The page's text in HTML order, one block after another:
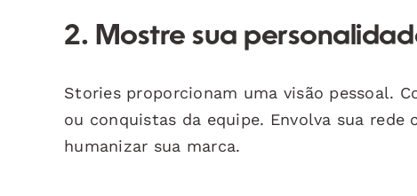
2. Mostre sua
Stories proporcionam uma visão pessoal.
ou conquistas da equipe. Envolva sua
humanizar sua marca.